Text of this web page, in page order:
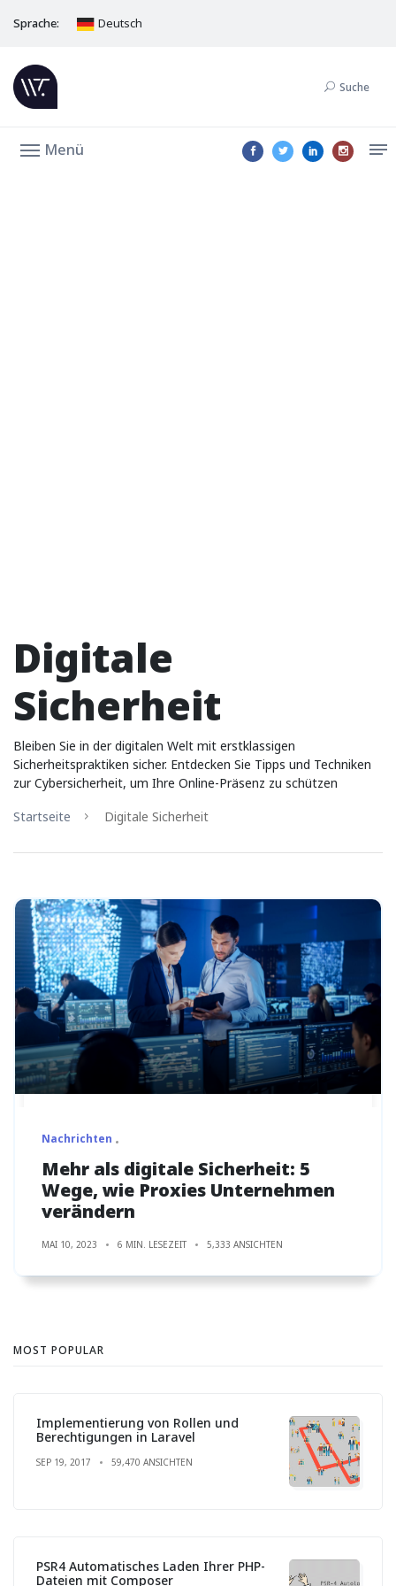
Sprache: Deutsch
Suche
Menü
Digitale
Sicherheit
Bleiben Sie in der digitalen Welt mit erstklassigen
Sicherheitspraktiken sicher. Entdecken Sie Tipps und Techniken
zur Cybersicherheit, um Ihre Online-Präsenz zu schützen
Startseite
Digitale Sicherheit
Nachrichten
Mehr als digitale Sicherheit: 5
Wege, wie Proxies Unternehmen
verändern
MAI 10, 2023 6 MIN. LESEZEIT 5,333 ANSICHTEN
MOST POPULAR
Implementierung von Rollen und
Berechtigungen in Laravel
SEP 19, 2017 59,470 ANSICHTEN
PSR4 Automatisches Laden Ihrer PHP-
Dateien mit Composer